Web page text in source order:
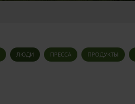
ЛЮДИ ПРЕССА ПРОДУКТЫ